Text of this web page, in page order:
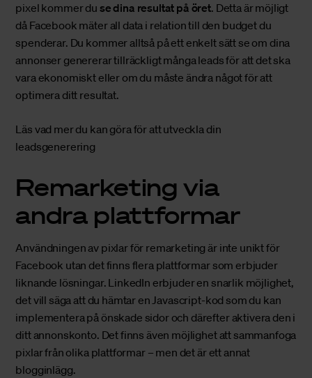
pixel kommer du se dina resultat på öret. Detta är möjligt
då Facebook mäter all data i relation till den budget du
spenderar. Du kommer alltså på ett enkelt sätt se om dina
annonser genererar tillräckligt många leads för att det ska
vara ekonomiskt eller om du måste ändra något för att
optimera ditt resultat.
Läs vad mer du kan göra för att utveckla din
leadsgenerering
Remarketing via
andra plattformar
Användningen av pixlar för remarketing är inte unikt för
Facebook utan det finns flera plattformar som erbjuder
liknande lösningar. LinkedIn erbjuder en snarlik möjlighet,
det vill säga att du hämtar en Javascript-kod som du kan
implementera på önskade sidor och därefter aktivera den i
ditt annonskonto. Det finns även möjlighet att sammanfoga
pixlar från olika plattformar – men det är ett annat
blogginlägg.